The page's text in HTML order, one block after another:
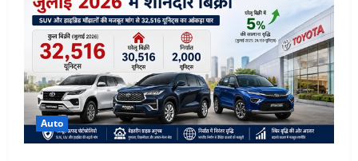
Auto